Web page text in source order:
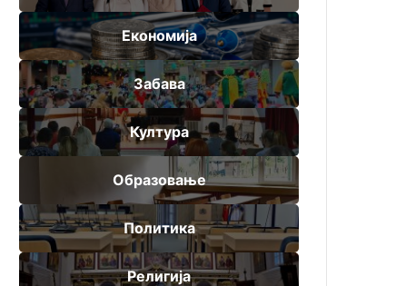
Економија
Забава
Култура
Образовање
Политика
Религија